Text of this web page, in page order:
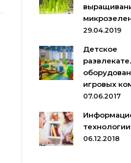
29.04.2019
Детское
игровых
07.06.2017
06.12.2018